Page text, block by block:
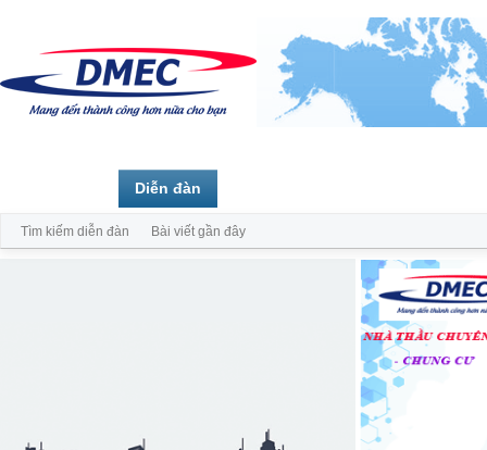
Diễn đàn
Tìm kiếm diễn đàn Bài viết gần đây